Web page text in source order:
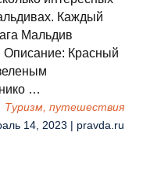
Каждый
Мальдив
Описание: Красный
…
Туризм, путешествия
14, 2023 | pravda.ru